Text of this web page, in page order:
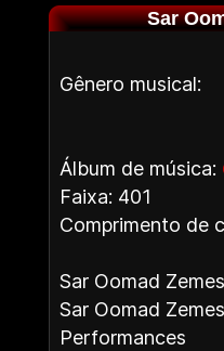
Sar
Gênero musical:
Álbum de música:
Faixa: 401
Comprimento de
Sar Oomad
Sar Oomad
Performances